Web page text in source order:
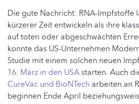
Die gute Nachricht: RNA-Impfstoffe
kürzerer Zeit entwickeln als ihre
auf toten oder abgeschwächten
konnte das US-Unternehmen
Studie mit einem solchen neuen
16. März in den USAstarten. Auch
CureVac und BioNTech arbeiten an
beginnen Ende April